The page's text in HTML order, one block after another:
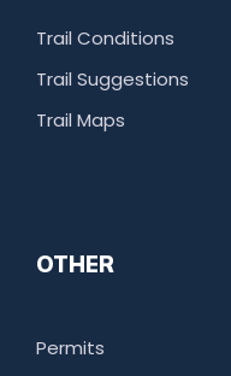
Trail Conditions
Trail Suggestions
Trail Maps
OTHER
Permits